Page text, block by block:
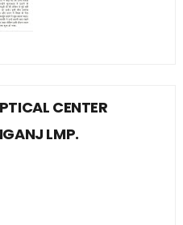
CENTER
LMP.